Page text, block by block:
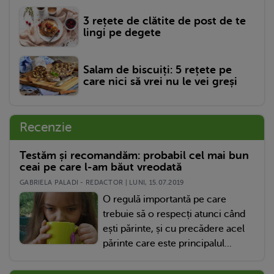
3 rețete de clătite de post de te
lingi pe degete
Salam de biscuiți: 5 rețete pe
care nici să vrei nu le vei greși
Recenzie
Testăm și recomandăm: probabil cel mai bun
ceai pe care l-am băut vreodată
GABRIELA PALADI - REDACTOR | LUNI, 15.07.2019
O regulă importantă pe care
trebuie să o respecți atunci când
ești părinte, și cu precădere acel
părinte care este principalul...